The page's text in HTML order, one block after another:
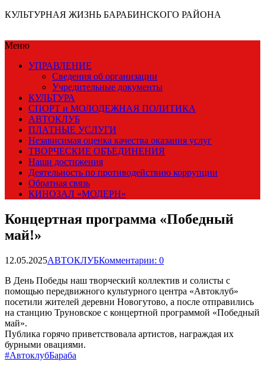
КУЛЬТУРНАЯ ЖИЗНЬ БАРАБИНСКОГО РАЙОНА
Меню
УПРАВЛЕНИЕ
Сведения об организации
Учредительные документы
КУЛЬТУРА
СПОРТ и МОЛОДЕЖНАЯ ПОЛИТИКА
АВТОКЛУБ
ПЛАТНЫЕ УСЛУГИ
Независимая оценка качества оказания услуг
ТВОРЧЕСКИЕ ОБЪЕДИНЕНИЯ
Наши достижения
Деятельность по противодействию коррупции
Обратная связь
КИНОЗАЛ «МОДЕРН»
Концертная программа «Победный
май!»
12.05.2025АВТОКЛУБКомментарии: 0
В День Победы наш творческий коллектив и солисты с
помощью передвижного культурного центра «Автоклуб»
посетили жителей деревни Новогутово, а после отправились
на станцию Труновское с концертной программой «Победный
май».
Публика горячо приветствовала артистов, награждая их
бурными овациями.
#АвтоклубБараба